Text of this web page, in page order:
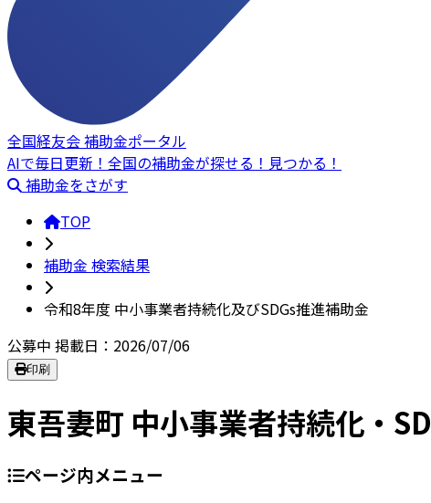
全国経友会 補助金ポータル
AIで毎日更新！全国の補助金が探せる！見つかる！
補助金をさがす
TOP
補助金 検索結果
令和8年度 中小事業者持続化及びSDGs推進補助金
公募中 掲載日：2026/07/06
印刷
東吾妻町 中小事業者持続化・
ページ内メニュー